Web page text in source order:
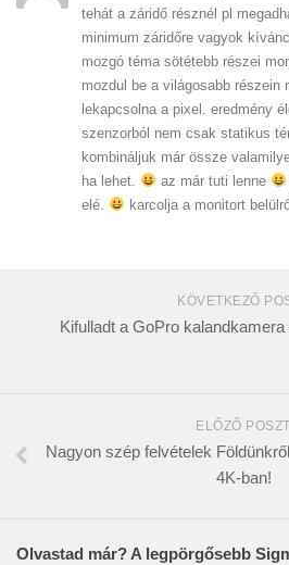
tehát a záridő résznél pl
minimum záridőre vagyok
mozgó téma sötétebb részei
mozdul be a világosabb részein
lekapcsolna a pixel. eredmény
szenzorból nem csak statikus
kombináljuk már össze
ha lehet.
az már tuti lenne
elé.
karcolja a monitort
KÖVETKEZŐ
Kifulladt a GoPro
ELŐZŐ POSZT
Nagyon szép felvételek
4K-ban!
Olvastad már? A legpörgősebb